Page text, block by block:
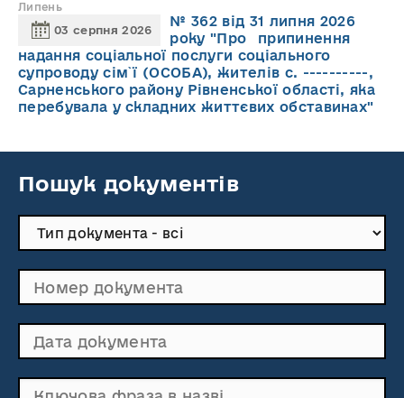
Липень
03 серпня 2026
№ 362 від 31 липня 2026
року "Про припинення
надання соціальної послуги соціального
супроводу cім`ї (ОСОБА), жителів с. ----------,
Сарненського району Рівненської області, яка
перебувала у складних життєвих обставинах"
Пошук документів